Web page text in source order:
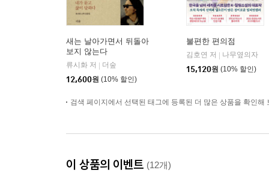
새는 날아가면서 뒤돌아
보지 않는다
류시화 저
더숲
12,600원 (10% 할인)
불편한 편의점
김호연 저
나무옆의자
15,120원 (10% 할인)
검색 페이지에서 선택된 태그에 등록된 더 많은 상품을 확인해
이 상품의 이벤트 (12개)